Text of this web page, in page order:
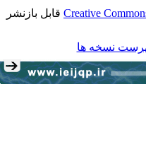
Creative قابل بازنشر
نسخه ها